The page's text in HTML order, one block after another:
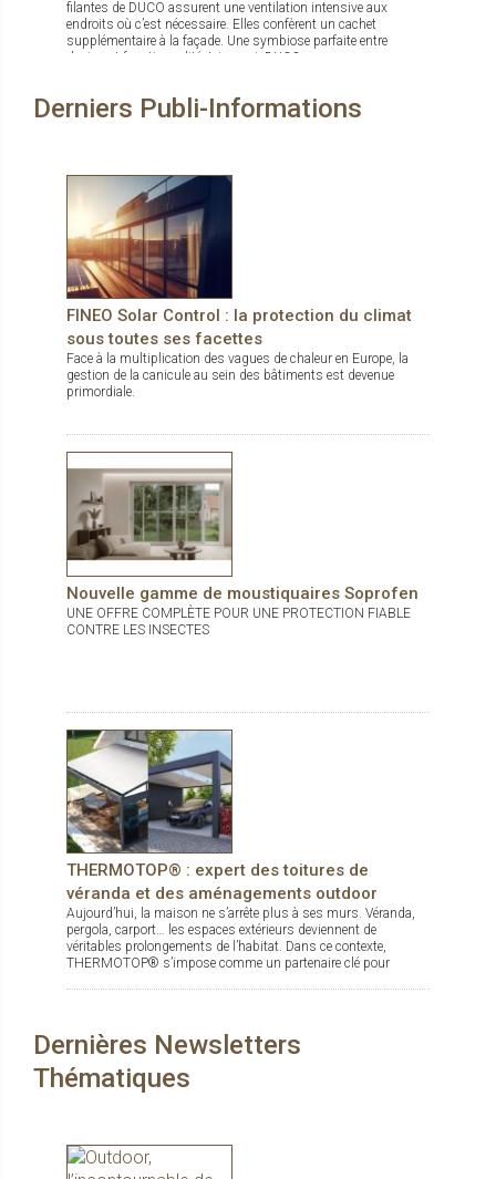
filantes de DUCO assurent une ventilation intensive aux
endroits où c’est nécessaire. Elles confèrent un cachet
supplémentaire à la façade. Une symbiose parfaite entre
design et fonctionnalité. Ici aussi, DUCO propose une gamme
techniques DucoWall Acoustic : pour installation aux endroits
Derniers Publi-Informations
FINEO Solar Control : la protection du climat
sous toutes ses facettes
Face à la multiplication des vagues de chaleur en Europe, la
gestion de la canicule au sein des bâtiments est devenue
primordiale.
Nouvelle gamme de moustiquaires Soprofen
UNE OFFRE COMPLÈTE POUR UNE PROTECTION FIABLE
CONTRE LES INSECTES
THERMOTOP® : expert des toitures de
véranda et des aménagements outdoor
Aujourd’hui, la maison ne s’arrête plus à ses murs. Véranda,
pergola, carport… les espaces extérieurs deviennent de
véritables prolongements de l’habitat. Dans ce contexte,
THERMOTOP® s’impose comme un partenaire clé pour
Dernières Newsletters
Thématiques